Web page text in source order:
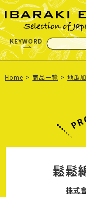
KEYWORD
Home 商品一覽 地瓜
鬆鬆
株式